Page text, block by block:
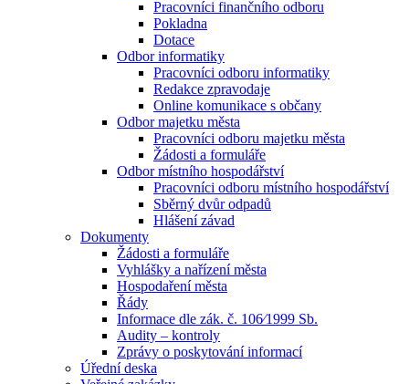
Pracovníci finančního odboru
Pokladna
Dotace
Odbor informatiky
Pracovníci odboru informatiky
Redakce zpravodaje
Online komunikace s občany
Odbor majetku města
Pracovníci odboru majetku města
Žádosti a formuláře
Odbor místního hospodářství
Pracovníci odboru místního hospodářství
Sběrný dvůr odpadů
Hlášení závad
Dokumenty
Žádosti a formuláře
Vyhlášky a nařízení města
Hospodaření města
Řády
Informace dle zák. č. 106⁄1999 Sb.
Audity – kontroly
Zprávy o poskytování informací
Úřední deska